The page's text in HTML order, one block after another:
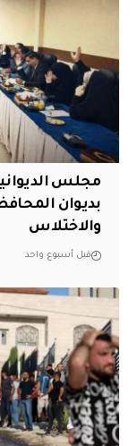
مجلس
بديوان
والاختلاس
قبل أسبوع واحد